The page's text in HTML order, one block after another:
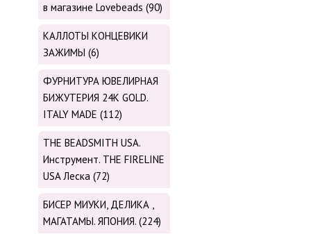
в магазине Lovebeads (90)
КАЛЛОТЫ КОНЦЕВИКИ
ЗАЖИМЫ (6)
ФУРНИТУРА ЮВЕЛИРНАЯ
БИЖУТЕРИЯ 24К GOLD.
ITALY MADE (112)
THE BEADSMITH USA.
Инструмент. THE FIRELINE
USA Леска (72)
БИСЕР МИУКИ, ДЕЛИКА ,
МАГАТАМЫ. ЯПОНИЯ. (224)